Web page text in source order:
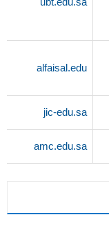
alfaisal.edu
jic-edu.sa
amc.edu.sa